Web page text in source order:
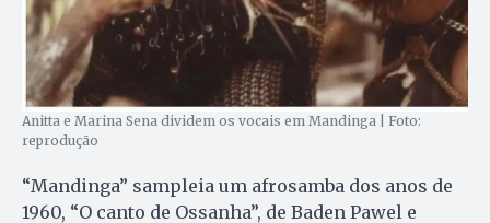
Anitta e Marina Sena dividem os vocais em Mandinga | Foto:
reprodução
“Mandinga” sampleia um afrosamba dos anos de
1960, “O canto de Ossanha”, de Baden Pawel e